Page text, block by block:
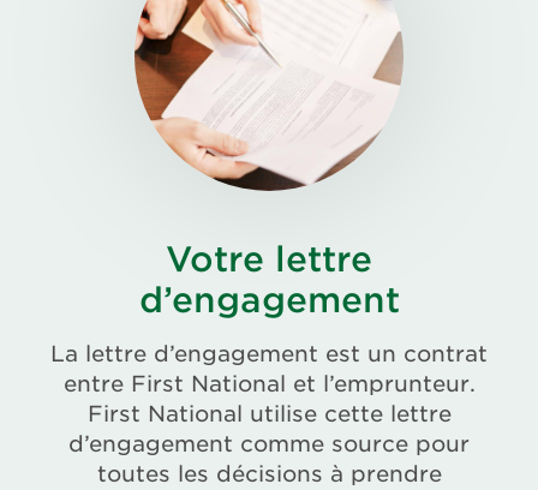
Votre lettre
d’engagement
La lettre d’engagement est un contrat
entre First National et l’emprunteur.
First National utilise cette lettre
d’engagement comme source pour
toutes les décisions à prendre